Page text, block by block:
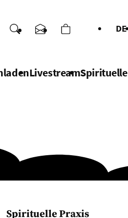
SucheKontaktWarenkorb DE
Livestream
Spirituelle Praxis